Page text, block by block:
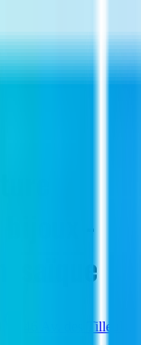
-
46 Av. des Tilleuls,